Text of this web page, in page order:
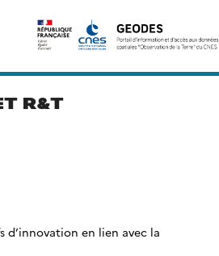
R&T
d’innovation en lien avec la